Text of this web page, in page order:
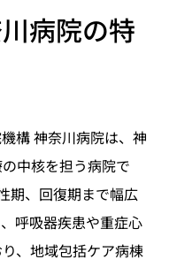
病院の特
構 神奈川病院は、神
中核を担う病院で
期、回復期まで幅広
呼吸器疾患や重症心
、地域包括ケア病棟